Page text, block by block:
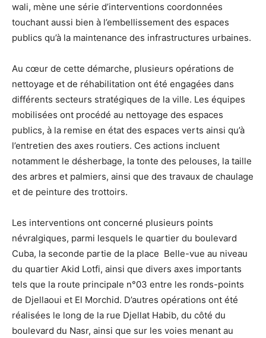
wali, mène une série d’interventions coordonnées
touchant aussi bien à l’embellissement des espaces
publics qu’à la maintenance des infrastructures urbaines.
Au cœur de cette démarche, plusieurs opérations de
nettoyage et de réhabilitation ont été engagées dans
différents secteurs stratégiques de la ville. Les équipes
mobilisées ont procédé au nettoyage des espaces
publics, à la remise en état des espaces verts ainsi qu’à
l’entretien des axes routiers. Ces actions incluent
notamment le désherbage, la tonte des pelouses, la taille
des arbres et palmiers, ainsi que des travaux de chaulage
et de peinture des trottoirs.
Les interventions ont concerné plusieurs points
névralgiques, parmi lesquels le quartier du boulevard
Cuba, la seconde partie de la place Belle-vue au niveau
du quartier Akid Lotfi, ainsi que divers axes importants
tels que la route principale n°03 entre les ronds-points
de Djellaoui et El Morchid. D’autres opérations ont été
réalisées le long de la rue Djellat Habib, du côté du
boulevard du Nasr, ainsi que sur les voies menant au